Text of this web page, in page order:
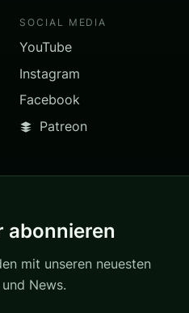
SOCIAL MEDIA
YouTube
Instagram
Facebook
Patreon
abonnieren
mit unseren neuesten
News.